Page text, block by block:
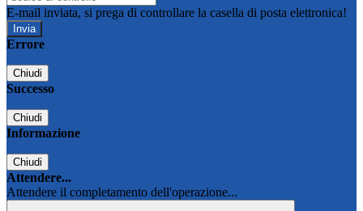
E-mail inviata, si prega di controllare la casella di posta elettronica!
Errore
Chiudi
Successo
Chiudi
Informazione
Chiudi
Attendere...
Attendere il completamento dell'operazione...